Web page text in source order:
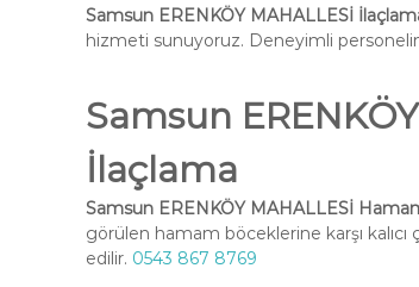
Samsun ERENKÖY MAHALLESİ
hizmeti sunuyoruz. Deneyimli
Samsun
İlaçlama
Samsun ERENKÖY MAHALLESİ
görülen hamam böceklerine karşı
edilir. 0543 867 8769